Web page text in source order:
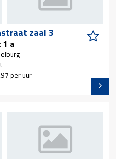
zaal 3
1 a
per uur